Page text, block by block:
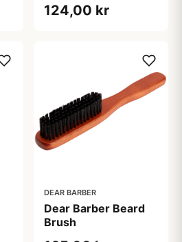
124,00 kr
DEAR BARBER
Dear Barber Beard
Brush